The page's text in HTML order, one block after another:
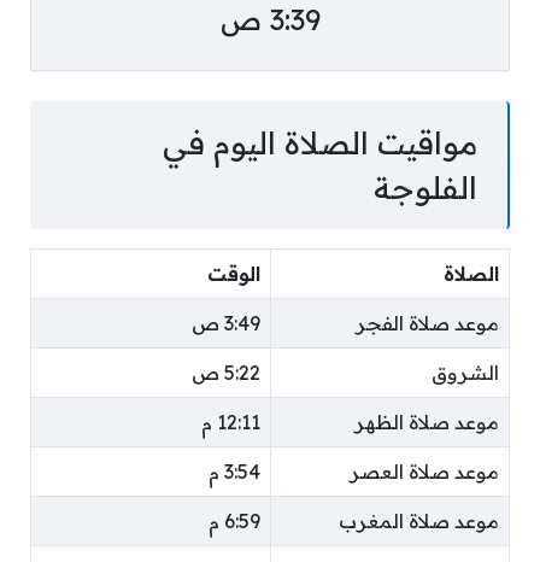
3:39 ص
مواقيت الصلاة اليوم في
الفلوجة
الصلاة الوقت
موعد صلاة الفجر 3:49 ص
الشروق 5:22 ص
موعد صلاة الظهر 12:11 م
موعد صلاة العصر 3:54 م
موعد صلاة المغرب 6:59 م